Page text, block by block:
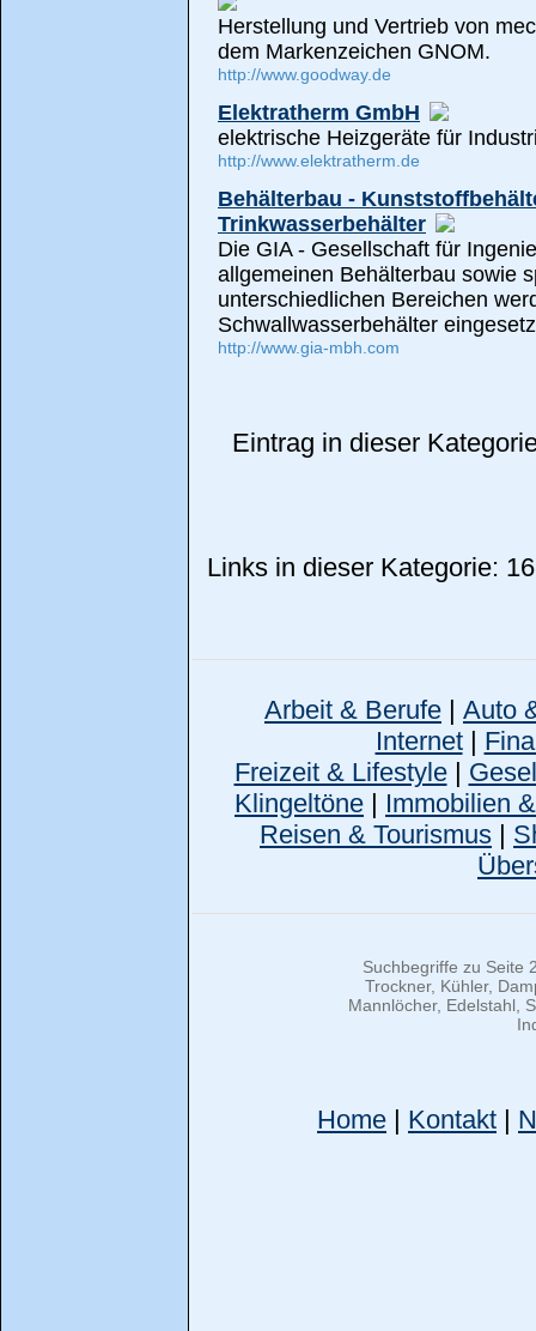
Herstellung und Vertrieb von
dem Markenzeichen GNOM.
http://www.goodway.de
Elektratherm GmbH
elektrische Heizgeräte für
http://www.elektratherm.de
Behälterbau -
Trinkwasserbehälter
Die GIA - Gesellschaft für
allgemeinen Behälterbau sowie
unterschiedlichen Bereichen
Schwallwasserbehälter
http://www.gia-mbh.com
Eintrag in dieser
Links in dieser Kategorie: 16
Arbeit & Berufe | Auto
Internet|
Freizeit & Lifestyle|
Klingeltöne | Immobilien
Reisen & Tourismus |
Suchbegriffe zu Seite
Trockner, Kühler,
Mannlöcher, Edelstahl,
Home | Kontakt |